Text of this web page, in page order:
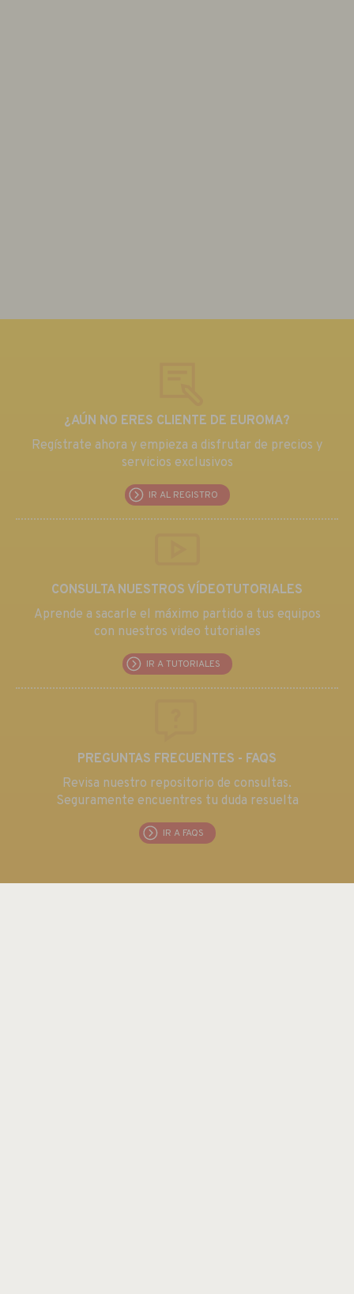
¿AÚN NO ERES CLIENTE DE EUROMA?
Regístrate ahora y empieza a disfrutar de precios y
servicios exclusivos
IR AL REGISTRO
CONSULTA NUESTROS VÍDEOTUTORIALES
Aprende a sacarle el máximo partido a tus equipos
con nuestros video tutoriales
IR A TUTORIALES
PREGUNTAS FRECUENTES - FAQS
Revisa nuestro repositorio de consultas.
Seguramente encuentres tu duda resuelta
IR A FAQS